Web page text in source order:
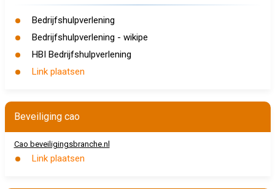
Bedrijfshulpverlening
Bedrijfshulpverlening - wikipe
HBI Bedrijfshulpverlening
Link plaatsen
Beveiliging cao
Cao beveiligingsbranche.nl
Link plaatsen